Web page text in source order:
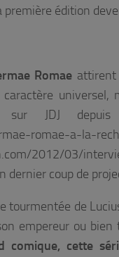
première édition
Romae
universel,
JDJ depuis
romae-a-la-
2012/03/
coup de
tourmentée de
empereur ou bien
comique, cette